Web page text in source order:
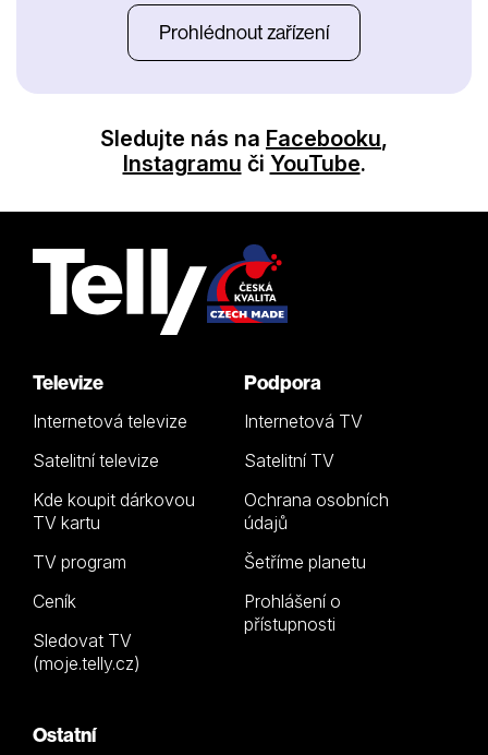
Prohlédnout zařízení
Sledujte nás na Facebooku,
Instagramu či YouTube.
Televize
Internetová televize
Satelitní televize
Kde koupit dárkovou
TV kartu
TV program
Ceník
Sledovat TV
(moje.telly.cz)
Podpora
Internetová TV
Satelitní TV
Ochrana osobních
údajů
Šetříme planetu
Prohlášení o
přístupnosti
Ostatní